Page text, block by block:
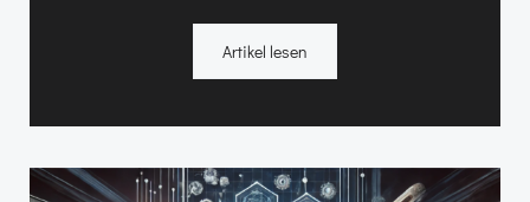
Artikel lesen